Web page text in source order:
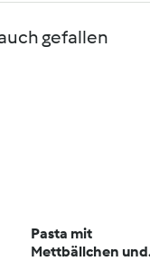
gefallen
Pasta mit
Mettbällchen und